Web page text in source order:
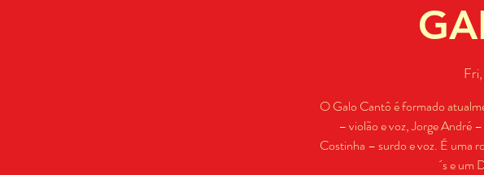
O Galo Cantô é formado
– violão e voz, Jorge André
Costinha – surdo e voz. É uma
´s e um